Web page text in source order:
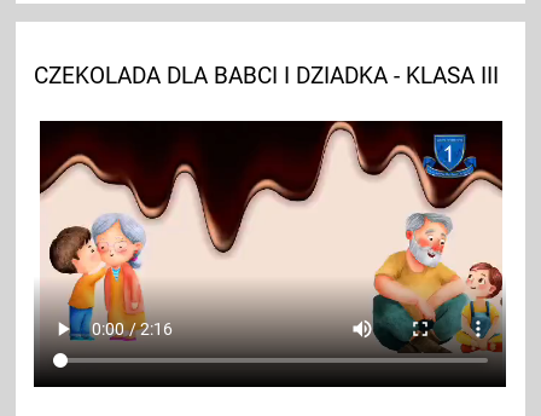
CZEKOLADA DLA BABCI I DZIADKA - KLASA III